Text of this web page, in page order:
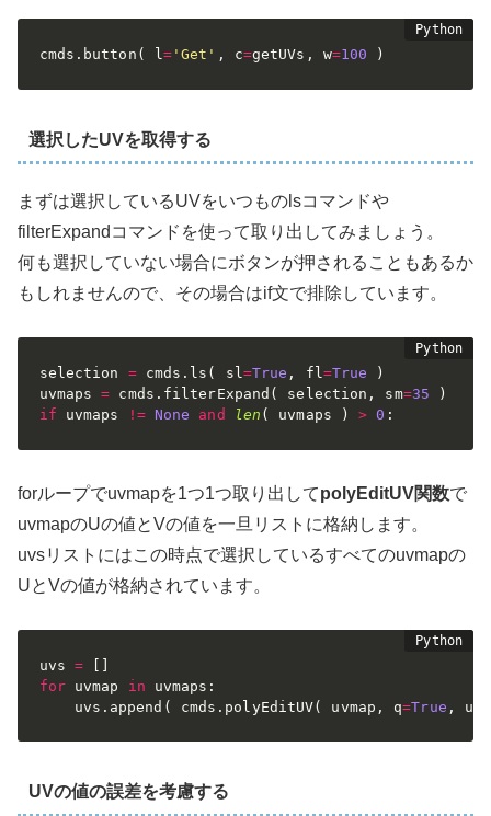
cmds . button ( l= 'Get' , c=getUVs , w=100 )
選択したUVを取得する
まずは選択しているUVをいつものlsコマンドや
filterExpandコマンドを使って取り出してみましょう。
何も選択していない場合にボタンが押されることもあるか
もしれませんので、その場合はif文で排除しています。
selection = cmds . ls ( sl=True , fl=True
)
uvmaps = cmds . filterExpand ( selection , sm=35
)
if uvmaps != None and len ( uvmaps ) > 0 :
forループでuvmapを1つ1つ取り出してpolyEditUV関数で
uvmapのUの値とVの値を一旦リストに格納します。
uvsリストにはこの時点で選択しているすべてのuvmapの
UとVの値が格納されています。
uvs = [ ]
for uvmap in uvmaps :
	uvs
. append ( cmds . polyEditUV( uvmap , q=True , u
UVの値の誤差を考慮する